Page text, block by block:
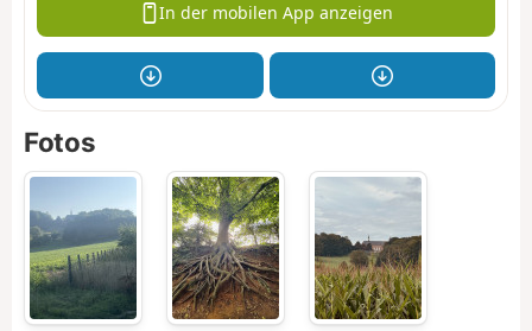
In der mobilen App anzeigen
Fotos